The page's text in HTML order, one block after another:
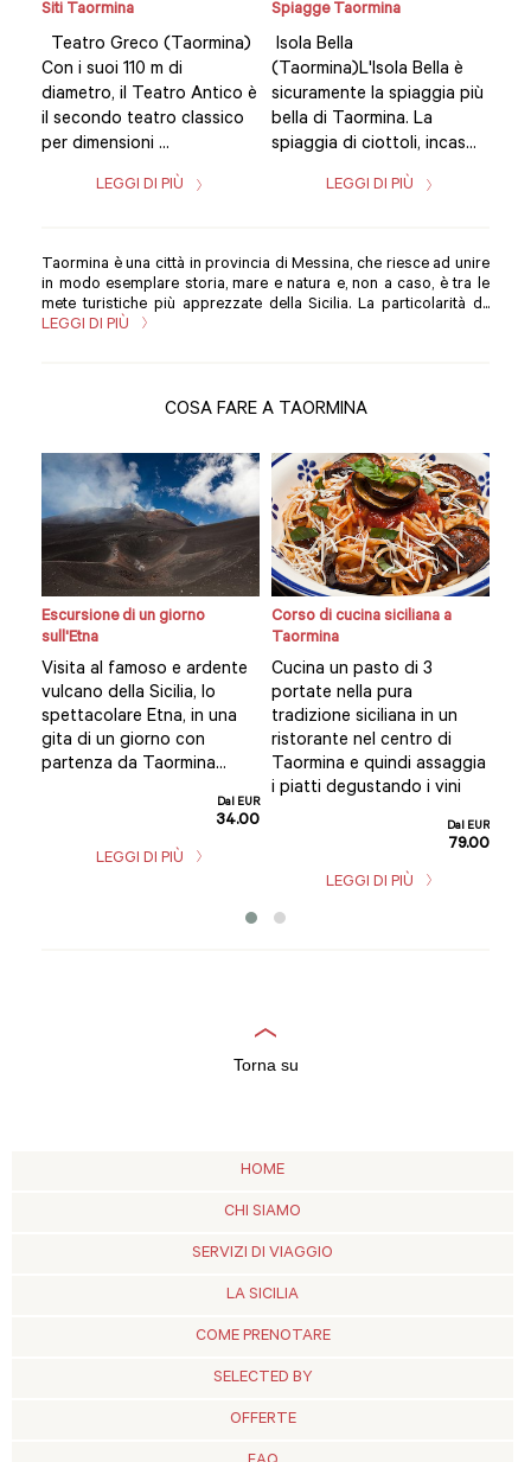
Siti Taormina
Teatro Greco (Taormina)
Con i suoi 110 m di
diametro, il Teatro Antico è
il secondo teatro classico
per dimensioni ...
LEGGI DI PIÙ
Spiagge Taormina
Isola Bella
(Taormina)L'Isola Bella è
sicuramente la spiaggia più
bella di Taormina. La
spiaggia di ciottoli, incas...
LEGGI DI PIÙ
Taormina è una città in provincia di Messina, che riesce ad unire
in modo esemplare storia, mare e natura e, non a caso, è tra le
mete turistiche più apprezzate della Sicilia. La particolarità d...
LEGGI DI PIÙ
COSA FARE A TAORMINA
Escursione di un giorno
sull'Etna
Visita al famoso e ardente
vulcano della Sicilia, lo
spettacolare Etna, in una
gita di un giorno con
partenza da Taormina...
Dal EUR
34.00
LEGGI DI PIÙ
Corso di cucina siciliana a
Taormina
Cucina un pasto di 3
portate nella pura
tradizione siciliana in un
ristorante nel centro di
Taormina e quindi assaggia
i piatti degustando i vini
Dal EUR
79.00
LEGGI DI PIÙ
Torna su
HOME
CHI SIAMO
SERVIZI DI VIAGGIO
LA SICILIA
COME PRENOTARE
SELECTED BY
OFFERTE